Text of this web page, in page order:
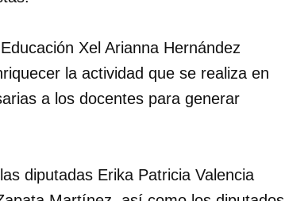
Xel Arianna Hernández
la actividad que se realiza en
a los docentes para generar
diputadas Erika Patricia Valencia